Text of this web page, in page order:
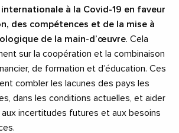
internationale à la Covid-19 en faveur
des compétences et de la mise à
de la main-d’œuvre. Cela
sur la coopération et la combinaison
de formation et d’éducation. Ces
combler les lacunes des pays les
dans les conditions actuelles, et aider
aux incertitudes futures et aux besoins